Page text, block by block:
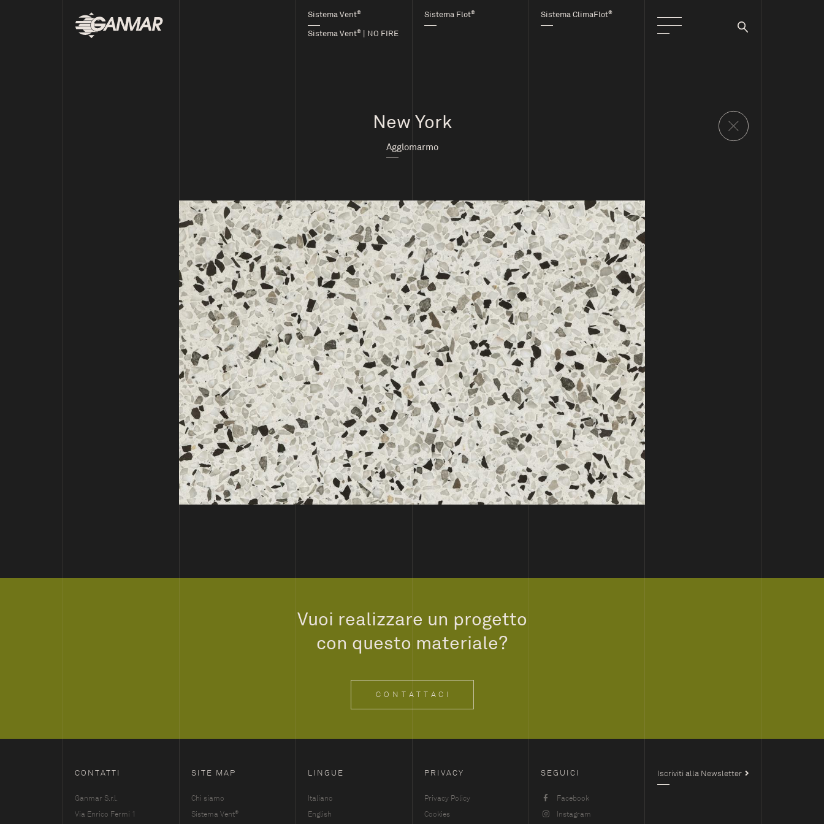
Sistema Vent®
Sistema Vent® | NO FIRE
Sistema Flot® Sistema ClimaFlot®
New York
Agglomarmo
Vuoi realizzare un progetto
con questo materiale?
CONTATTACI
CONTATTI
Ganmar S.r.l.
Via Enrico Fermi 1
SITE MAP
Chi siamo
Sistema Vent®
LINGUE
Italiano
English
PRIVACY
Privacy Policy
Cookies
SEGUICI
Facebook
Instagram
Iscriviti alla Newsletter